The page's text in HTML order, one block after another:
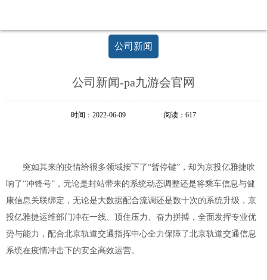
起
点，
开
新
公司新闻
公司新闻-pa九游会官网
时间：2022-06-09 阅读：617
突如其来的疫情给很多领域按下了“暂停键”，却为京投亿雅捷吹
响了“冲锋号”，无论是封站带来的系统动态调整还是将乘车信息与健
康信息关联绑定，无论是大数据配合流调还是数十次的系统升级，京
投亿雅捷运维部门冲在一线、顶住压力、奋力拼搏，全面发挥专业优
势与能力，配合北京轨道交通指挥中心全力保障了北京轨道交通信息
系统在疫情冲击下的安全高效运营。